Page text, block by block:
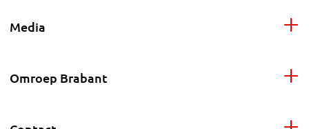
Media
Omroep Brabant